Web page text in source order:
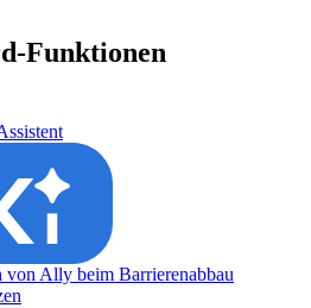
Funktionen
von Ally beim Barrierenabbau